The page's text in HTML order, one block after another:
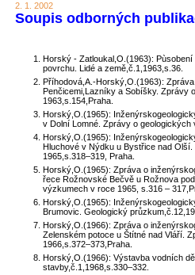
2. 1. 2002
Soupis odborných
Horský - Zatloukal,O.(1963):
povrchu. Lidé a země,č.1,1963,s.36.
Příhodová,A.-Horský,O.(1963):
Penčicemi,Lazníky a Sobíšky. Zprávy
1963,s.154,Praha.
Horský,O.(1965):
v Dolní Lomné. Zprávy o geologických
Horský,O.(1965):
Hluchové v Nýdku u Bystřice nad
1965,s.318–319, Praha.
Horský,O.(1965): Zpráva o
řece Rožnovské Bečvě u Rožnova
výzkumech v roce 1965, s.316 –
Horský,O.(1965):
Brumovic. Geologický
Horský,O.(1966): Zpráva o
Zelenském potoce u Štítné nad Vláří.
1966,s.372–373,Praha.
Horský,O.(1966): Výstavba vodních
stavby,č.1,1968,s.330–332.